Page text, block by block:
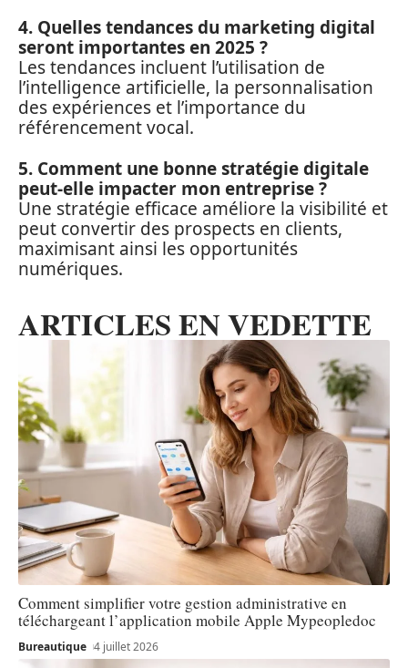
4. Quelles tendances du marketing digital
seront importantes en 2025 ?
Les tendances incluent l’utilisation de
l’intelligence artificielle, la personnalisation
des expériences et l’importance du
référencement vocal.
5. Comment une bonne stratégie digitale
peut-elle impacter mon entreprise ?
Une stratégie efficace améliore la visibilité et
peut convertir des prospects en clients,
maximisant ainsi les opportunités
numériques.
ARTICLES EN VEDETTE
Comment simplifier votre gestion administrative en
téléchargeant l’application mobile Apple Mypeopledoc
Bureautique 4 juillet 2026